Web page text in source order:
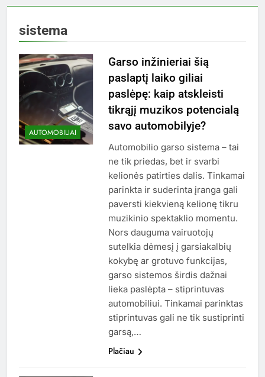
sistema
AUTOMOBILIAI
Garso inžinieriai šią
paslaptį laiko giliai
paslėpę: kaip atskleisti
tikrąjį muzikos potencialą
savo automobilyje?
Automobilio garso sistema – tai
ne tik priedas, bet ir svarbi
kelionės patirties dalis. Tinkamai
parinkta ir suderinta įranga gali
paversti kiekvieną kelionę tikru
muzikinio spektaklio momentu.
Nors dauguma vairuotojų
sutelkia dėmesį į garsiakalbių
kokybę ar grotuvo funkcijas,
garso sistemos širdis dažnai
lieka paslėpta – stiprintuvas
automobiliui. Tinkamai parinktas
stiprintuvas gali ne tik sustiprinti
garsą,…
Plačiau